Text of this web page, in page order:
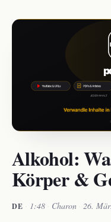
Alkohol:
Körper &
DE · 1:48 · Charon · 26.